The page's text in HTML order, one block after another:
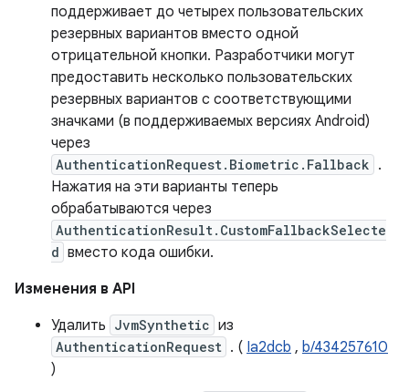
поддерживает до четырех пользовательских
резервных вариантов вместо одной
отрицательной кнопки. Разработчики могут
предоставить несколько пользовательских
резервных вариантов с соответствующими
значками (в поддерживаемых версиях Android)
через
AuthenticationRequest.Biometric.Fallback .
Нажатия на эти варианты теперь
обрабатываются через
AuthenticationResult.CustomFallbackSelecte
d вместо кода ошибки.
Изменения в API
Удалить JvmSynthetic из
AuthenticationRequest . ( Ia2dcb , b/434257610
)